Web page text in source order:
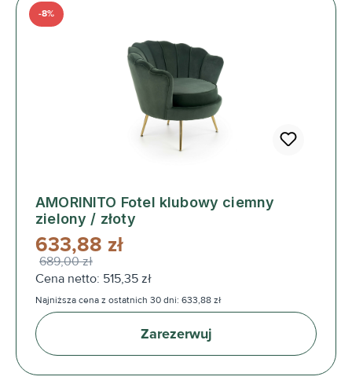
AMORINITO Fotel klubowy ciemny
zielony / złoty
-8%
633,88 zł
689,00 zł
Cena netto: 515,35 zł
Najniższa cena z ostatnich 30 dni: 633,88 zł
Zarezerwuj